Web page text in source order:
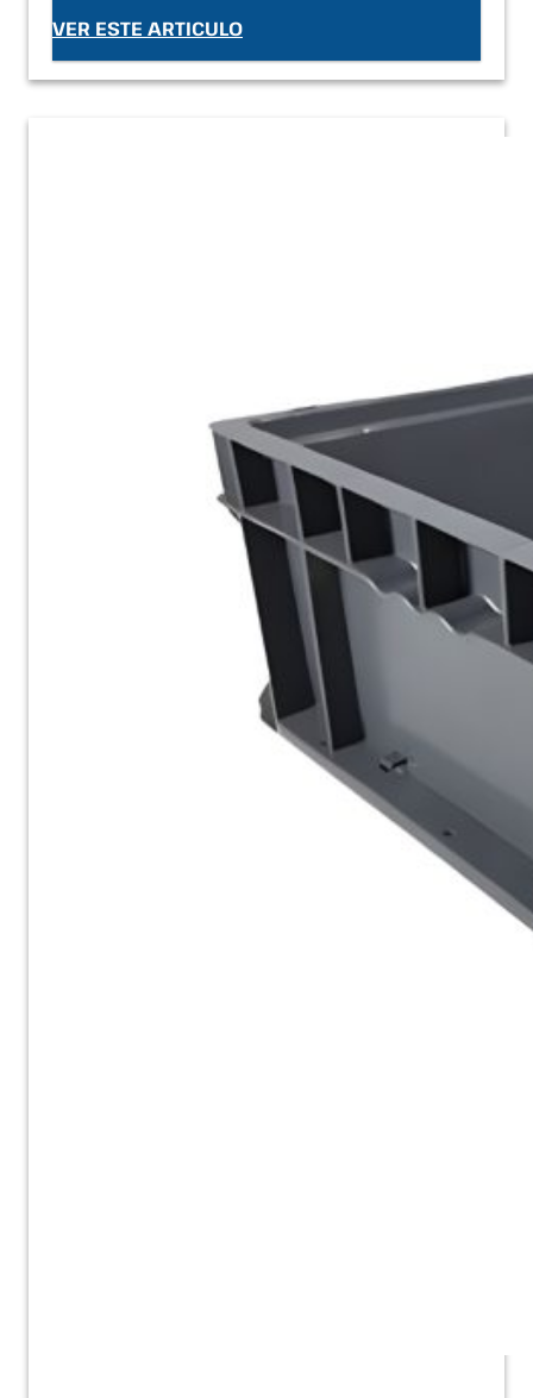
VER ESTE ARTICULO